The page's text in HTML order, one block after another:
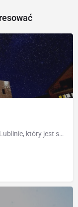
Hotel AGIT Congress & SPA to hotel SPA w Lublinie, który jest synonimem nowoczesności, komfortu i…